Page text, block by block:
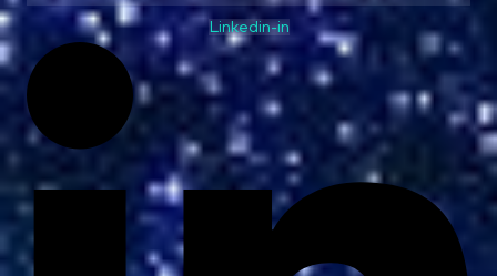
Linkedin-in